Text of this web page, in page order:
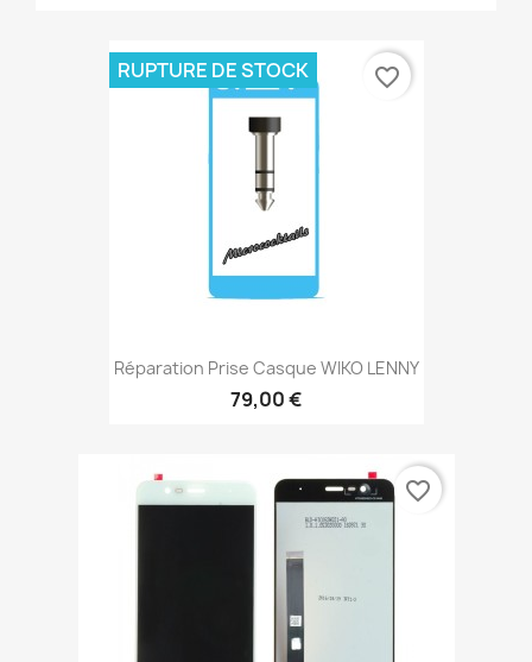
Réparation Prise Casque WIKO LENNY
79,00 €
RUPTURE DE STOCK favorite_border
favorite_border